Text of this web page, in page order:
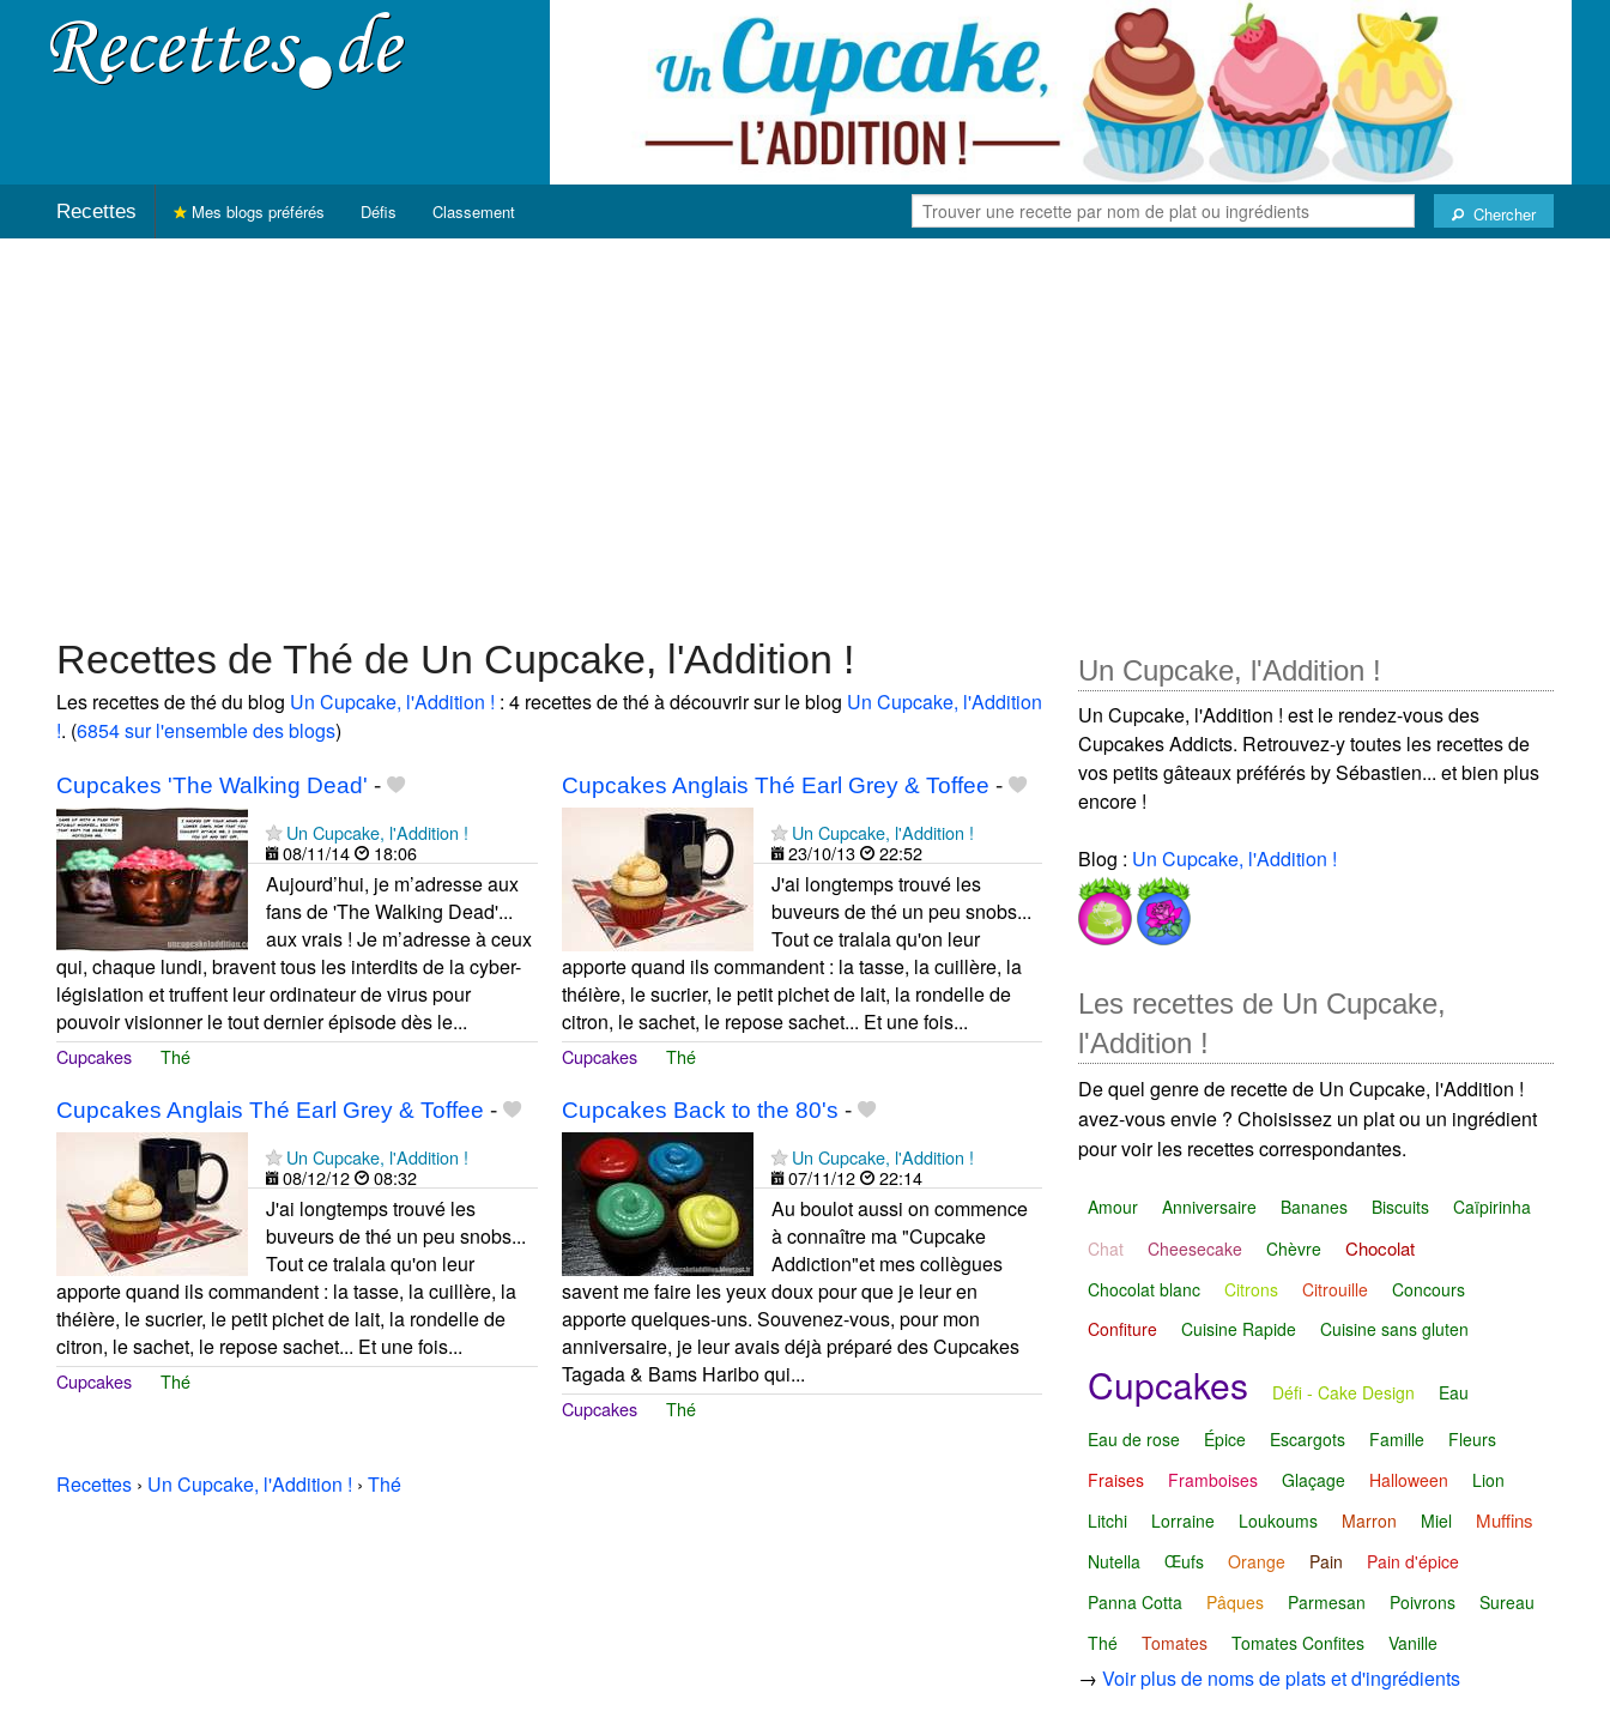
Recettes Chercher
Mes blogs préférés Défis Classement
Recettes de Thé de Un Cupcake, l'Addition !
Les recettes de thé du blog Un Cupcake, l'Addition ! : 4 recettes de thé à découvrir sur le blog Un Cupcake, l'Addition
!. (6854 sur l'ensemble des blogs)
Cupcakes 'The Walking Dead' -
Un Cupcake, l'Addition !
08/11/14
18:06
Aujourd’hui, je m’adresse aux
fans de 'The Walking Dead'...
aux vrais ! Je m’adresse à ceux
qui, chaque lundi, bravent tous les interdits de la cyber-
législation et truffent leur ordinateur de virus pour
pouvoir visionner le tout dernier épisode dès le...
Cupcakes Thé
Cupcakes Anglais Thé Earl Grey & Toffee -
Un Cupcake, l'Addition !
23/10/13
22:52
J'ai longtemps trouvé les
buveurs de thé un peu snobs...
Tout ce tralala qu'on leur
apporte quand ils commandent : la tasse, la cuillère, la
théière, le sucrier, le petit pichet de lait, la rondelle de
citron, le sachet, le repose sachet... Et une fois...
Cupcakes Thé
Cupcakes Anglais Thé Earl Grey & Toffee -
Un Cupcake, l'Addition !
08/12/12
08:32
J'ai longtemps trouvé les
buveurs de thé un peu snobs...
Tout ce tralala qu'on leur
apporte quand ils commandent : la tasse, la cuillère, la
théière, le sucrier, le petit pichet de lait, la rondelle de
citron, le sachet, le repose sachet... Et une fois...
Cupcakes Thé
Cupcakes Back to the 80's -
Un Cupcake, l'Addition !
07/11/12
22:14
Au boulot aussi on commence
à connaître ma "Cupcake
Addiction"et mes collègues
savent me faire les yeux doux pour que je leur en
apporte quelques-uns. Souvenez-vous, pour mon
anniversaire, je leur avais déjà préparé des Cupcakes
Tagada & Bams Haribo qui...
Cupcakes Thé
Recettes › Un Cupcake, l'Addition ! › Thé
Un Cupcake, l'Addition !
Un Cupcake, l'Addition ! est le rendez-vous des
Cupcakes Addicts. Retrouvez-y toutes les recettes de
vos petits gâteaux préférés by Sébastien... et bien plus
encore !
Blog : Un Cupcake, l'Addition !
Les recettes de Un Cupcake,
l'Addition !
De quel genre de recette de Un Cupcake, l'Addition !
avez-vous envie ? Choisissez un plat ou un ingrédient
pour voir les recettes correspondantes.
Amour Anniversaire Bananes Biscuits
Caïpirinha
Chat
Cheesecake Chèvre Chocolat
Chocolat blanc Citrons Citrouille
Concours
Confiture
Cuisine Rapide Cuisine sans gluten
Cupcakes Défi - Cake Design
Eau
Eau de rose
Épice Escargots Famille
Fleurs
Fraises
Framboises Glaçage Halloween
Lion
Litchi
Lorraine Loukoums Marron Miel Muffins
Nutella Œufs Orange Pain
Pain d'épice
Panna Cotta
Pâques Parmesan Poivrons
Sureau
Thé
Tomates Tomates Confites Vanille
→Voir plus de noms de plats et d'ingrédients